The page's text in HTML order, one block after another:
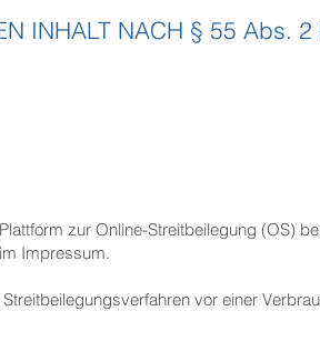
INHALT NACH § 55 Abs. 2
zur Online-Streitbeilegung (OS)
Impressum.
vor einer